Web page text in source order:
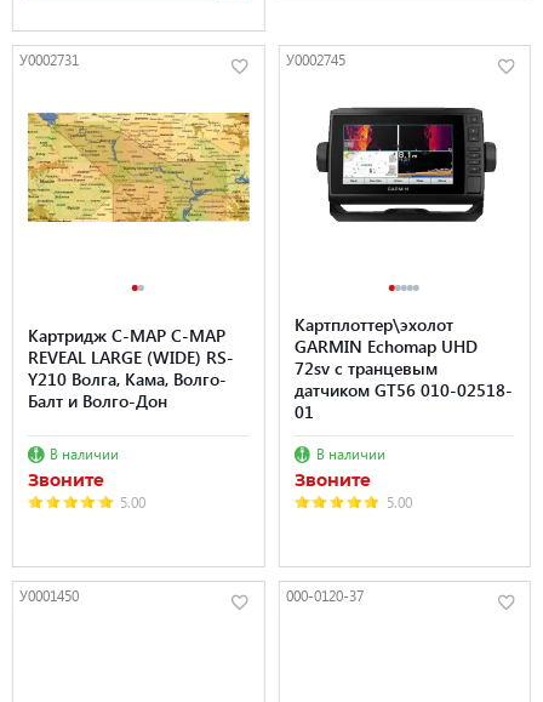
У0002731
Картридж C-MAP C-MAP
REVEAL LARGE (WIDE) RS-
Y210 Волга, Кама, Волго-
Балт и Волго-Дон
В наличии
Звоните
5.00
У0002745
Картплоттер\эхолот
GARMIN Echomap UHD
72sv с транцевым
датчиком GT56 010-02518-
01
В наличии
Звоните
5.00
У0001450 000-0120-37